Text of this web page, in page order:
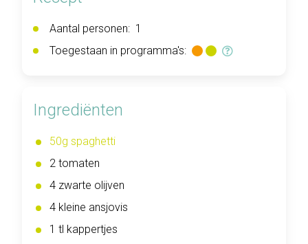
Aantal personen: 1
Toegestaan in programma's:
Ingrediënten
50g spaghetti
2 tomaten
4 zwarte olijven
4 kleine ansjovis
1 tl kappertjes